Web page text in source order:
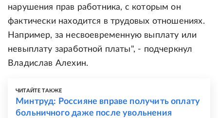
нарушения прав работника, с которым он
фактически находится в трудовых отношениях.
Например, за несвоевременную выплату или
невыплату заработной платы", - подчеркнул
Владислав Алехин.
ЧИТАЙТЕ ТАКЖЕ
Минтруд: Россияне вправе получить оплату
больничного даже после увольнения